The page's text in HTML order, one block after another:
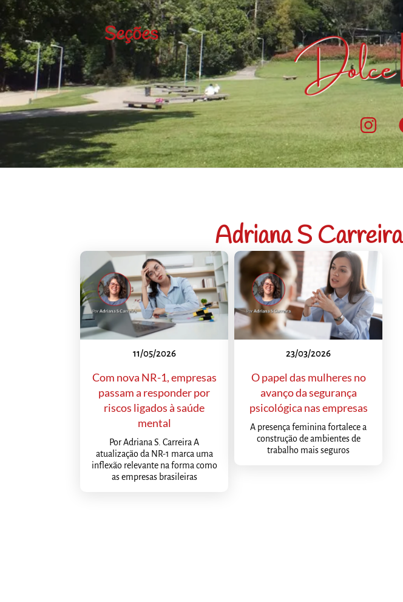
Seções
Adriana S Carreira
11/05/2026
Com nova NR-1, empresas
passam a responder por
riscos ligados à saúde
mental
Por Adriana S. Carreira A
atualização da NR-1 marca uma
inflexão relevante na forma como
as empresas brasileiras
23/03/2026
O papel das mulheres no
avanço da segurança
psicológica nas empresas
A presença feminina fortalece a
construção de ambientes de
trabalho mais seguros